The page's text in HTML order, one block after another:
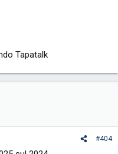
Tapatalk
#404